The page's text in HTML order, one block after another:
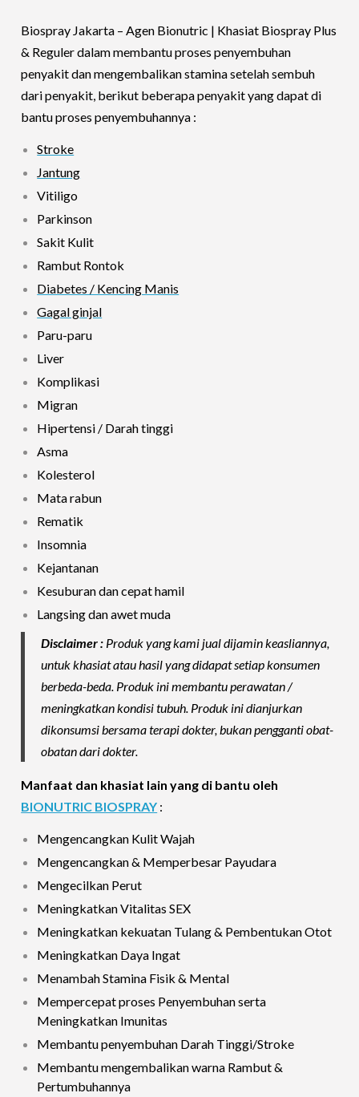
Biospray Jakarta – Agen Bionutric | Khasiat Biospray Plus
& Reguler dalam membantu proses penyembuhan
penyakit dan mengembalikan stamina setelah sembuh
dari penyakit, berikut beberapa penyakit yang dapat di
bantu proses penyembuhannya :
Stroke
Jantung
Vitiligo
Parkinson
Sakit Kulit
Rambut Rontok
Diabetes / Kencing Manis
Gagal ginjal
Paru-paru
Liver
Komplikasi
Migran
Hipertensi / Darah tinggi
Asma
Kolesterol
Mata rabun
Rematik
Insomnia
Kejantanan
Kesuburan dan cepat hamil
Langsing dan awet muda
Disclaimer : Produk yang kami jual dijamin keasliannya,
untuk khasiat atau hasil yang didapat setiap konsumen
berbeda-beda. Produk ini membantu perawatan /
meningkatkan kondisi tubuh. Produk ini dianjurkan
dikonsumsi bersama terapi dokter, bukan pengganti obat-
obatan dari dokter.
Manfaat dan khasiat lain yang di bantu oleh
BIONUTRIC BIOSPRAY :
Mengencangkan Kulit Wajah
Mengencangkan & Memperbesar Payudara
Mengecilkan Perut
Meningkatkan Vitalitas SEX
Meningkatkan kekuatan Tulang & Pembentukan Otot
Meningkatkan Daya Ingat
Menambah Stamina Fisik & Mental
Mempercepat proses Penyembuhan serta
Meningkatkan Imunitas
Membantu penyembuhan Darah Tinggi/Stroke
Membantu mengembalikan warna Rambut &
Pertumbuhannya